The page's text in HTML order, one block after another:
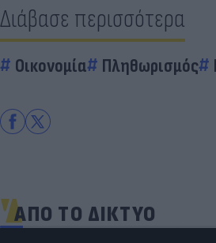
Διάβασε περισσότερα
Οικονομία Πληθωρισμός
ΑΠΟ ΤΟ ΔΙΚΤΥΟ